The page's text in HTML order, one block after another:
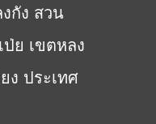
กัง สวน
ป่ย เขตหลง
ง ประเทศ